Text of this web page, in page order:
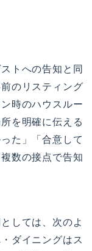
トへの告知と同
のリスティング
時のハウスルー
を明確に伝える
た」「合意して
数の接点で告知
しては、次のよ
ダイニングはス